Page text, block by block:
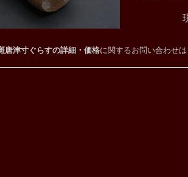
現在神
唐津寸ぐらすの詳細・価格に関するお問い合わせは